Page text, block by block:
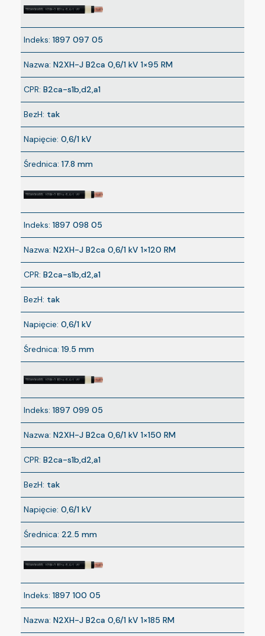
Indeks: 1897 097 05
Nazwa: N2XH-J B2ca 0,6/1 kV 1×95 RM
CPR: B2ca-s1b,d2,a1
BezH: tak
Napięcie: 0,6/1 kV
Średnica: 17.8 mm
Indeks: 1897 098 05
Nazwa: N2XH-J B2ca 0,6/1 kV 1×120 RM
CPR: B2ca-s1b,d2,a1
BezH: tak
Napięcie: 0,6/1 kV
Średnica: 19.5 mm
Indeks: 1897 099 05
Nazwa: N2XH-J B2ca 0,6/1 kV 1×150 RM
CPR: B2ca-s1b,d2,a1
BezH: tak
Napięcie: 0,6/1 kV
Średnica: 22.5 mm
Indeks: 1897 100 05
Nazwa: N2XH-J B2ca 0,6/1 kV 1×185 RM